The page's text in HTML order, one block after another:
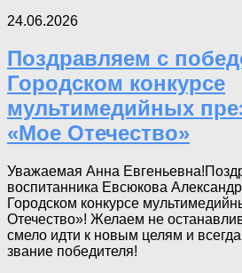
24.06.2026
Поздравляем с
Городском конкурсе
мультимедийных
«Мое Отечество»
Уважаемая Анна
воспитанника Евсюкова
Городском конкурсе
Отечество»! Желаем не
смело идти к новым целям и
звание победителя!